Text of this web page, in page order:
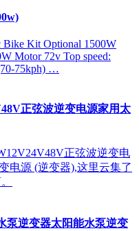
Bike Kit Optional 1500W
Motor 72v Top speed:
75kph) …
正弦波逆变电源家用太
正弦波逆变电
电源 (逆变器),这里云集了
泵逆变器太阳能水泵逆变